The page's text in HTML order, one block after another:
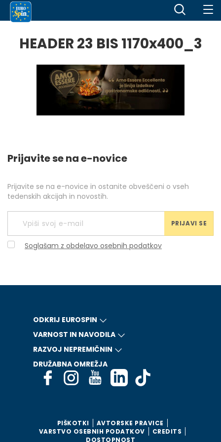
HEADER 23 BIS 1170x400_3
Prijavite se na e-novice
Prijavite se na e-novice in ostanite obveščeni o vseh
tedenskih akcijah in novostih.
PRIJAVI SE
Soglašam z obdelavo osebnih podatkov
ODKRIJ EUROSPIN
VARNOST IN NAVODILA
RAZVOJ NEPREMIČNIN
DRUŽABNA OMREŽJA
PIŠKOTKI
AVTORSKE PRAVICE
VARSTVO OSEBNIH PODATKOV
CREDITS
DOSTOPNOST